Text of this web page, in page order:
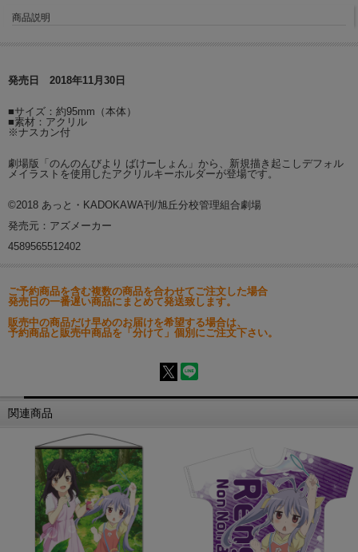
商品説明
発売日 2018年11月30日
■サイズ：約95mm（本体）
■素材：アクリル
※ナスカン付
劇場版「のんのんびより ばけーしょん」から、新規描き起こしデフォル
メイラストを使用したアクリルキーホルダーが登場です。
©2018 あっと・KADOKAWA刊/旭丘分校管理組合劇場
発売元：アズメーカー
4589565512402
ご予約商品を含む複数の商品を合わせてご注文した場合
発売日の一番遅い商品にまとめて発送致します。
販売中の商品だけ早めのお届けを希望する場合は、
予約商品と販売中商品を「分けて」個別にご注文下さい。
関連商品